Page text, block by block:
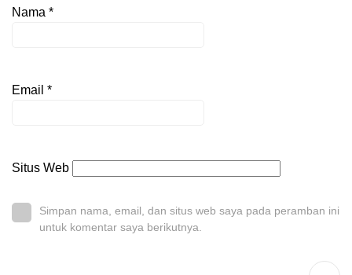
Nama *
Email *
Situs Web
Simpan nama, email, dan situs web saya pada peramban ini
untuk komentar saya berikutnya.